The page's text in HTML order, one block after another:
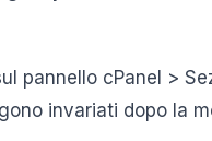
pannello cPanel >
invariati dopo la